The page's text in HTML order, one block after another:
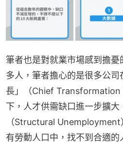
筆者也是對就業市場感到擔
多人，筆者擔心的是很多公
長」（Chief Transformation
下，人才供需缺口進一步擴大
（Structural
有勞動人口中，找不到合適